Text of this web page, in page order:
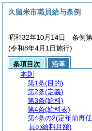
久留米市職員給与条例
昭和32年10月14日 条例
(令和8年4月1日施行)
条項目次
沿革
本則
第1条(目的)
第2条(定義)
第3条(給料)
第4条(給料表)
第4条の2(定年前再
員の給料月額)